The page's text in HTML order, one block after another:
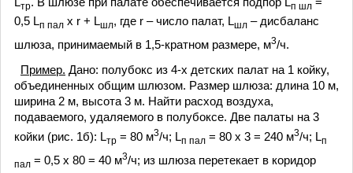
тр п шл
0,5 Lп пал х r + Lшл, где r – число палат, Lшл – дисбаланс
шлюза, принимаемый в 1,5-кратном размере, м3/ч.
Пример. Дано: полубокс из 4-х детских палат на 1 койку,
объединенных общим шлюзом. Размер шлюза: длина 10 м,
ширина 2 м, высота 3 м. Найти расход воздуха,
подаваемого, удаляемого в полубоксе. Две палаты на 3
койки (рис. 1б): Lтр = 80 м3/ч; Lп пал = 80 х 3 = 240 м3/ч; Lп
пал = 0,5 х 80 = 40 м3/ч; из шлюза перетекает в коридор